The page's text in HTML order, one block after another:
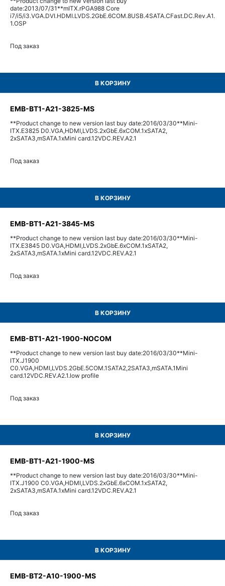
date:2013/07/31**mITX.rPGA988 Core
i7/i5/i3.VGA.DVI.HDMI.LVDS.2GbE.6COM.8USB.4SATA.CFast.DC.Rev.A1.
1.OSP
Под заказ
В КОРЗИНУ
EMB-BT1-A21-3825-MS
**Product change to new version last buy date:2016/03/30**Mini-
ITX.E3825 D0.VGA,HDMI,LVDS.2xGbE.6xCOM.1xSATA2,
2xSATA3,mSATA.1xMini card.12VDC.REV.A2.1
Под заказ
В КОРЗИНУ
EMB-BT1-A21-3845-MS
**Product change to new version last buy date:2016/03/30**Mini-
ITX.E3845 D0.VGA,HDMI,LVDS.2xGbE.6xCOM.1xSATA2,
2xSATA3,mSATA.1xMini card.12VDC.REV.A2.1
Под заказ
В КОРЗИНУ
EMB-BT1-A21-1900-NOCOM
**Product change to new version last buy date:2016/03/30**Mini-
ITX.J1900
C0.VGA,HDMI,LVDS.2GbE.5COM.1SATA2,2SATA3,mSATA.1Mini
card.12VDC.REV.A2.1.low profile
Под заказ
В КОРЗИНУ
EMB-BT1-A21-1900-MS
**Product change to new version last buy date:2016/03/30**Mini-
ITX.J1900 C0.VGA,HDMI,LVDS.2xGbE.6xCOM.1xSATA2,
2xSATA3,mSATA.1xMini card.12VDC.REV.A2.1
Под заказ
В КОРЗИНУ
EMB-BT2-A10-1900-MS